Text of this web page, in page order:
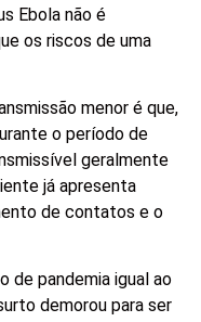
Ebola não é
os riscos de uma
menor é que,
o período de
geralmente
já apresenta
de contatos e o
de pandemia igual ao
demorou para ser